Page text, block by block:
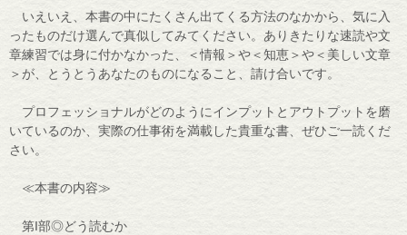
いえいえ、本書の中にたくさん出てくる方法のなかから、気に入
ったものだけ選んで真似してみてください。ありきたりな速読や文
章練習では身に付かなかった、＜情報＞や＜知恵＞や＜美しい文章
＞が、とうとうあなたのものになること、請け合いです。
プロフェッショナルがどのようにインプットとアウトプットを磨
いているのか、実際の仕事術を満載した貴重な書、ぜひご一読くだ
さい。
≪本書の内容≫
第I部◎どう読むか